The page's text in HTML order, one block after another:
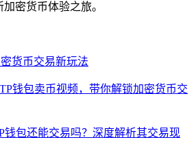
密货币体验之旅。
货币交易新玩法
钱包卖币视频，带你解锁加密货币交
钱包还能交易吗？深度解析其交易现